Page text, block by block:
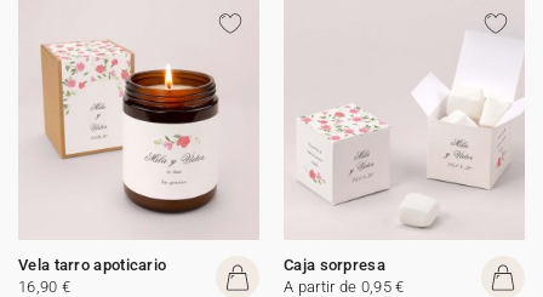
Vela tarro apoticario
16,90 €
Caja sorpresa
A partir de 0,95 €